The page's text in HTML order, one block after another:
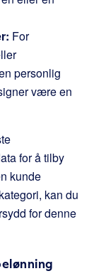
For
personlig
være en
for å tilby
kunde
kan du
for denne